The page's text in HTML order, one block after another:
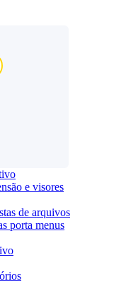
e visores
de arquivos
porta menus